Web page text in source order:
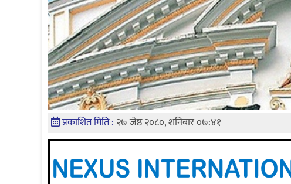
प्रकाशित मिति : २७ जेष्ठ २०८०, शनिबार ०७:४१